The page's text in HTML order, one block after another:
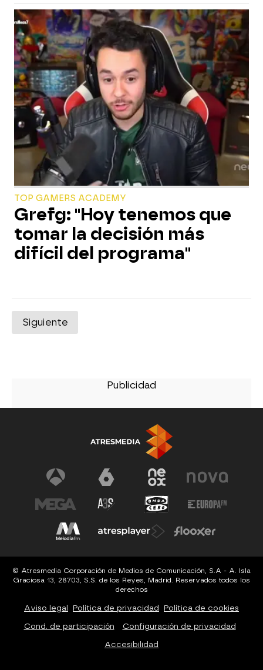
TOP GAMERS ACADEMY
Grefg: "Hoy tenemos que
tomar la decisión más
difícil del programa"
Siguiente
© Atresmedia Corporación de Medios de Comunicación, S.A - A. Isla
Graciosa 13, 28703, S.S. de los Reyes, Madrid. Reservados todos los
derechos
Aviso legal Política de privacidad Política de cookies
Cond. de participación Configuración de privacidad
Accesibilidad